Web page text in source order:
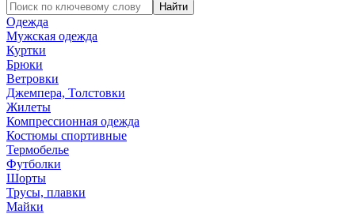
Найти
Одежда
Мужская одежда
Куртки
Брюки
Ветровки
Джемпера, Толстовки
Жилеты
Компрессионная одежда
Костюмы спортивные
Термобелье
Футболки
Шорты
Трусы, плавки
Майки